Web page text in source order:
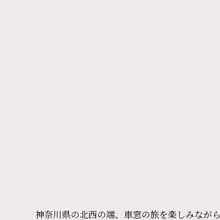
神奈川県の北西の端、車窓の旅を楽しみなが